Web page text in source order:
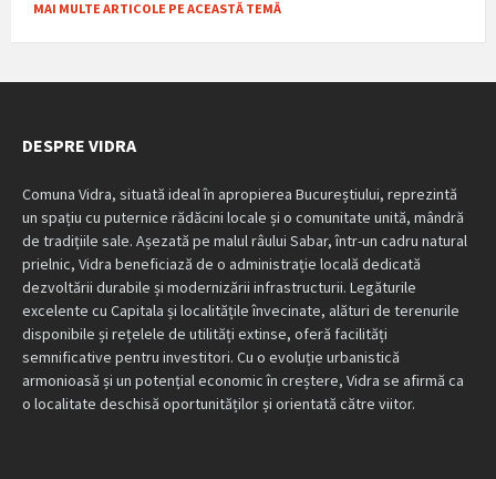
MAI MULTE ARTICOLE PE ACEASTĂ TEMĂ
DESPRE VIDRA
Comuna Vidra, situată ideal în apropierea Bucureștiului, reprezintă
un spațiu cu puternice rădăcini locale și o comunitate unită, mândră
de tradițiile sale. Așezată pe malul râului Sabar, într-un cadru natural
prielnic, Vidra beneficiază de o administrație locală dedicată
dezvoltării durabile și modernizării infrastructurii. Legăturile
excelente cu Capitala și localitățile învecinate, alături de terenurile
disponibile și rețelele de utilități extinse, oferă facilități
semnificative pentru investitori. Cu o evoluție urbanistică
armonioasă și un potențial economic în creștere, Vidra se afirmă ca
o localitate deschisă oportunităților și orientată către viitor.